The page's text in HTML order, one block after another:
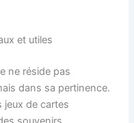
et utiles
ne réside pas
dans sa pertinence.
jeux de cartes